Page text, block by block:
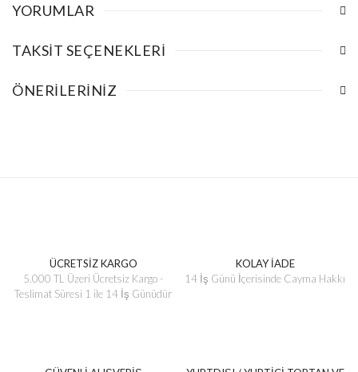
YORUMLAR
TAKSIT SEÇENEKLERI
ÖNERILERINIZ
ÜCRETSİZ KARGO
5.000 TL Üzeri Ücretsiz Kargo -
Teslimat Süresi 1 ile 14 İş Günüdür
KOLAY İADE
14 İş Günü İçerisinde Cayma Hakkı